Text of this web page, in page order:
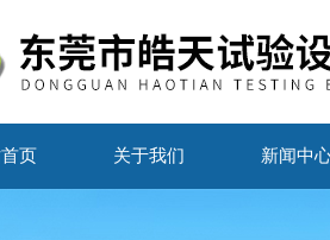
页 关于我们 新闻中